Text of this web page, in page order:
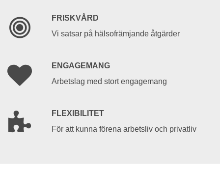
FRISKVÅRD
Vi satsar på hälsofrämjande åtgärder
ENGAGEMANG
Arbetslag med stort engagemang
FLEXIBILITET
För att kunna förena arbetsliv och privatliv